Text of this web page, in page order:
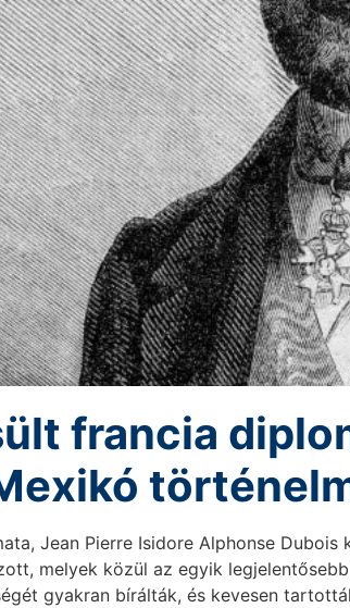
francia
Jean Pierre Isidore Alphonse Dubois
melyek közül az egyik
gyakran bírálták, és kevesen